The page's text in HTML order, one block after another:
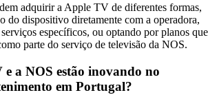
adquirir a Apple TV de diferentes formas,
do dispositivo diretamente com a operadora,
específicos, ou optando por planos que
parte do serviço de televisão da NOS.
a NOS estão inovando no
em Portugal?